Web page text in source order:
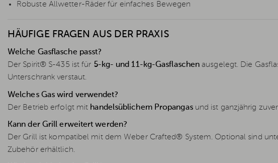
Robuste Allwetter-Räder für einfaches Bewegen
HÄUFIGE FRAGEN AUS DER PRAXIS
Welche Gasflasche passt?
Der Spirit® S-435 ist für 5-kg- und 11-kg-Gasflaschen ausgelegt. Die
Unterschrank verstaut.
Welches Gas wird verwendet?
Der Betrieb erfolgt mit handelsüblichem Propangasund ist ganzjährig
Kann der Grill erweitert werden?
Der Grill ist kompatibel mit dem Weber Crafted® System. Optional sind
Zubehör erhältlich.